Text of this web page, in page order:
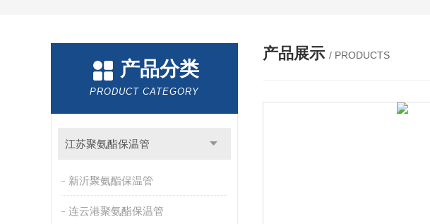
产品分类
PRODUCT CATEGORY
江苏聚氨酯保温管
新沂聚氨酯保温管
连云港聚氨酯保温管
产品展示 / PRODUCTS